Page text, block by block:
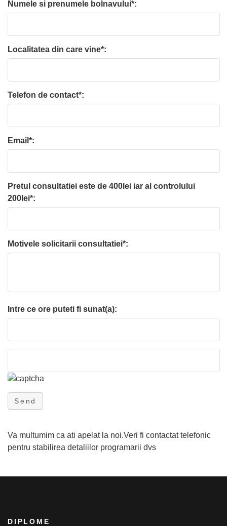
Numele si prenumele bolnavului*:
Localitatea din care vine*:
Telefon de contact*:
Email*:
Pretul consultatiei este de 400lei iar al controlului
200lei*:
Motivele solicitarii consultatiei*:
Intre ce ore puteti fi sunat(a):
Send
Va multumim ca ati apelat la noi.Veri fi contactat telefonic
pentru stabilirea detaliilor programarii dvs
DIPLOME